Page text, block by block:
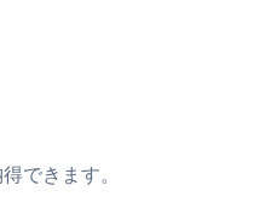
できます。